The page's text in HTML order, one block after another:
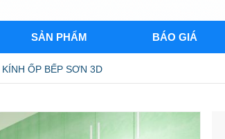
SẢN PHẨM BÁO GIÁ
KÍNH ỐP BẾP SƠN 3D